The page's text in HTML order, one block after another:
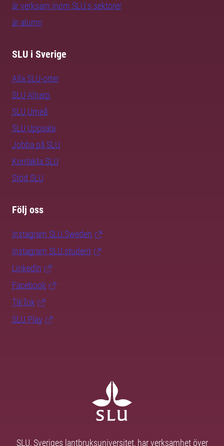
är verksam inom SLU:s sektorer
är alumn
SLU i Sverige
Alla SLU-orter
SLU Alnarp
SLU Umeå
SLU Uppsala
Jobba på SLU
Kontakta SLU
Stöd SLU
Följ oss
Instagram SLU.Sweden
Instagram SLU.student
LinkedIn
Facebook
TikTok
SLU Play
SLU, Sveriges lantbruksuniversitet, har verksamhet över